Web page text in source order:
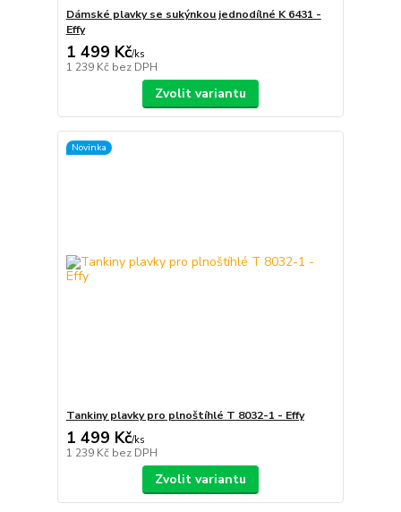
Dámské plavky se sukýnkou jednodílné K 6431 -
Effy
1 499 Kč/ks
1 239 Kč bez DPH
Zvolit variantu
Novinka
Tankiny plavky pro plnoštíhlé T 8032-1 - Effy
1 499 Kč/ks
1 239 Kč bez DPH
Zvolit variantu